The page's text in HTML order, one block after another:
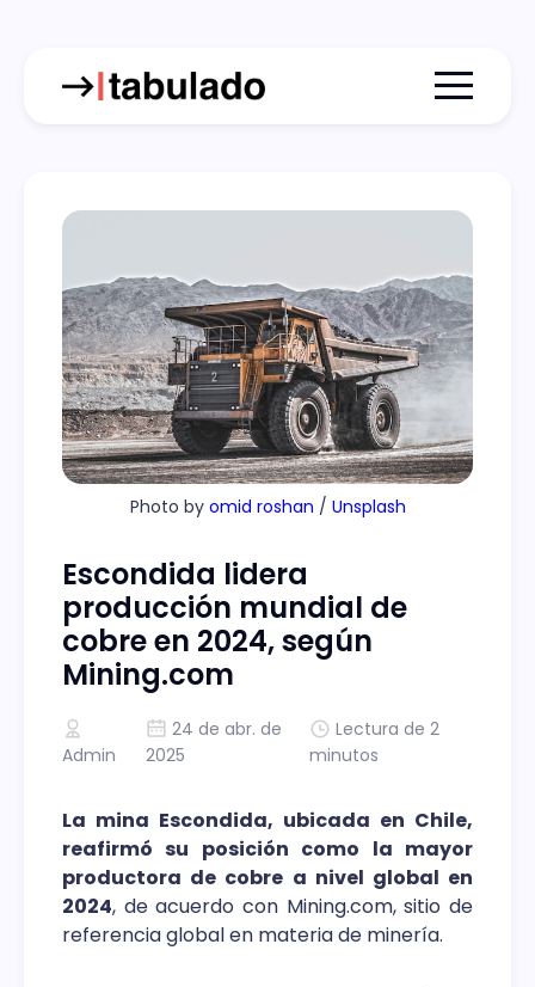
Menu
Photo by omid roshan / Unsplash
Escondida lidera
producción mundial de
cobre en 2024, según
Mining.com
Admin
24 de abr. de
2025
Lectura de 2
minutos
La mina Escondida, ubicada en Chile,
reafirmó su posición como la mayor
productora de cobre a nivel global en
2024, de acuerdo con Mining.com, sitio de
referencia global en materia de minería.